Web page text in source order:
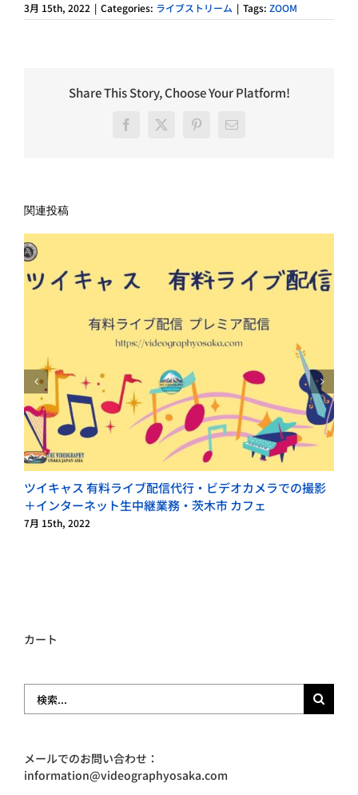
3月 15th, 2022 | Categories: ライブストリーム | Tags: ZOOM
Share This Story, Choose Your Platform!
Facebook
X Pinterest
電
関連投稿
ツイキャス 有料ライブ配信代行・ビデオカメラでの撮影
＋インターネット生中継業務・茨木市 カフェ
7月 15th, 2022
カート
索
メールでのお問い合わせ：
information@videographyosaka.com